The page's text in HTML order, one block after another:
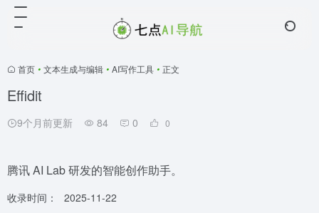
首页 • 文本生成与编辑 • AI写作工具 • 正文
Effidit
9个月前更新 84 0 0
腾讯 AI Lab 研发的智能创作助手。
收录时间： 2025-11-22